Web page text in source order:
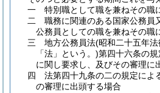
一
特別職として職を兼ねその職
二
職務に関連のある国家公務員
公務員としての職を兼ねその職
三
地方公務員法(昭和二十五年
「法」という。)第四十六条の
に関し要求し、及びその審理に
四
法第四十九条の二の規定によ
の審理に出頭する場合